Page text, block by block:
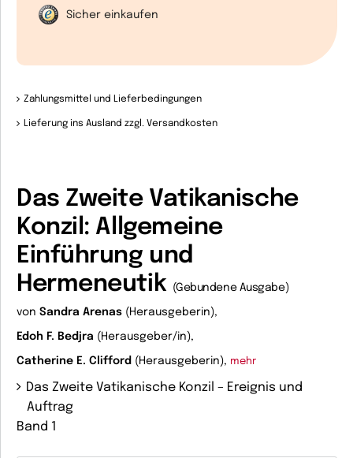
Sicher einkaufen
Zahlungsmittel und Lieferbedingungen
Lieferung ins Ausland zzgl. Versandkosten
Das Zweite Vatikanische
Konzil: Allgemeine
Einführung und
Hermeneutik
(Gebundene Ausgabe)
von Sandra Arenas (Herausgeberin),
Edoh F. Bedjra (Herausgeber/in),
Catherine E. Clifford (Herausgeberin), mehr
Das Zweite Vatikanische Konzil – Ereignis und
Auftrag
Band 1